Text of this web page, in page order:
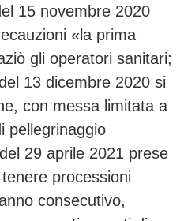
15 novembre 2020
«la prima
gli operatori sanitari;
13 dicembre 2020 si
con messa limitata a
pellegrinaggio
29 aprile 2021 prese
processioni
consecutivo,